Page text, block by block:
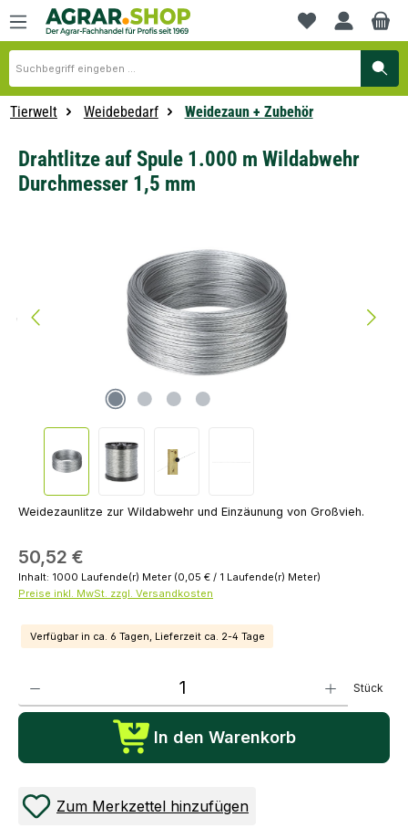
springen
Du hast 0
Tierwelt Weidebedarf Weidezaun + Zubehör
Drahtlitze auf Spule 1.000 m Wildabwehr
Durchmesser 1,5 mm
Weidezaunlitze zur Wildabwehr und Einzäunung von Großvieh.
50,52 €
Inhalt: 1000 Laufende(r) Meter (0,05 € / 1 Laufende(r) Meter)
Preise inkl. MwSt. zzgl. Versandkosten
Verfügbar in ca. 6 Tagen, Lieferzeit ca. 2-4 Tage
Stück
In den Warenkorb
Zum Merkzettel hinzufügen